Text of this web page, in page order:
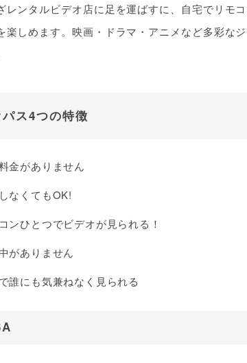
レンタルビデオ店に足を運ばすに、自宅でリモ
楽しめます。映画・ドラマ・アニメなど多彩な
パス4つの特徴
金がありません
なくてもOK!
ンひとつでビデオが見られる！
がありません
誰にも気兼ねなく見られる